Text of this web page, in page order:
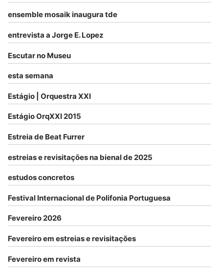
ensemble mosaik inaugura tde
entrevista a Jorge E. Lopez
Escutar no Museu
esta semana
Estágio | Orquestra XXI
Estágio OrqXXI 2015
Estreia de Beat Furrer
estreias e revisitações na bienal de 2025
estudos concretos
Festival Internacional de Polifonia Portuguesa
Fevereiro 2026
Fevereiro em estreias e revisitações
Fevereiro em revista